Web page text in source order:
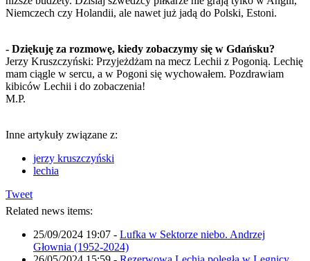
Niemczech czy Holandii, ale nawet już jadą do Polski, Estoni.
- Dziękuję za rozmowę, kiedy zobaczymy się w Gdańsku?
Jerzy Kruszczyński: Przyjeżdżam na mecz Lechii z Pogonią. Lechię
mam ciągle w sercu, a w Pogoni się wychowałem. Pozdrawiam
kibiców Lechii i do zobaczenia!
M.P.
Inne artykuły związane z:
jerzy kruszczyński
lechia
Tweet
Related news items:
25/09/2024 19:07 - Lufka w Sektorze niebo. Andrzej
Głownia (1952-2024)